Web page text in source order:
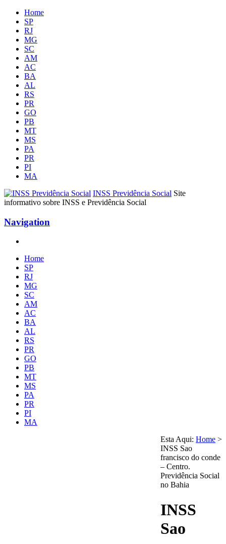
Home
SP
RJ
MG
SC
AM
AC
BA
AL
RS
PR
GO
PB
MT
MS
PA
PR
PI
MA
INSS Previdência Social Site
informativo sobre INSS e Previdência Social
Navigation
Home
SP
RJ
MG
SC
AM
AC
BA
AL
RS
PR
GO
PB
MT
MS
PA
PR
PI
MA
Esta Aqui: Home >
INSS Sao
francisco do conde
– Centro.
Previdência Social
no Bahia
INSS
Sao